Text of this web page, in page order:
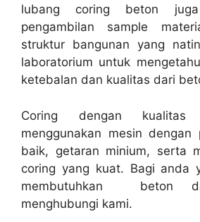
lubang coring beton
pengambilan sample
struktur bangunan yang
laboratorium untuk
ketebalan dan kualitas dari
Coring dengan
menggunakan mesin dengan
baik, getaran minium, serta
coring yang kuat. Bagi anda
membutuhkan beton
menghubungi kami.